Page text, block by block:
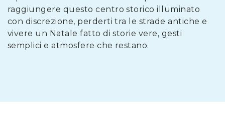
raggiungere questo centro storico illuminato
con discrezione, perderti tra le strade antiche e
vivere un Natale fatto di storie vere, gesti
semplici e atmosfere che restano.